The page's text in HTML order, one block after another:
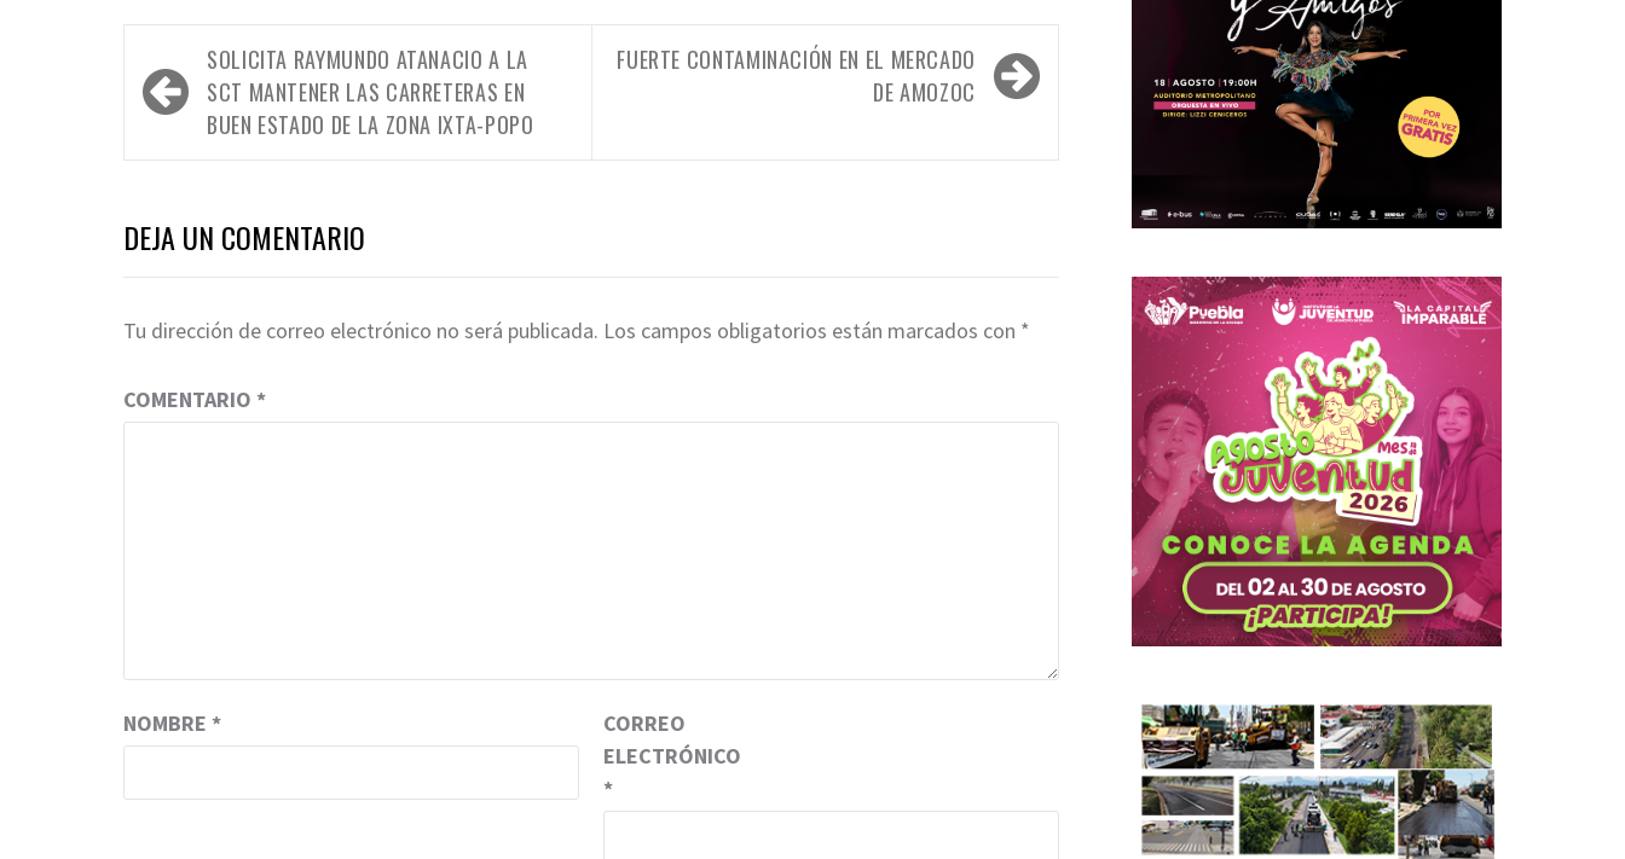
Navegación
de
entradas
SOLICITA RAYMUNDO ATANACIO A LA
SCT MANTENER LAS CARRETERAS EN
BUEN ESTADO DE LA ZONA IXTA-POPO
FUERTE CONTAMINACIÓN EN EL MERCADO
DE AMOZOC
DEJA UN COMENTARIO
Tu dirección de correo electrónico no será publicada. Los campos obligatorios están marcados con *
COMENTARIO *
NOMBRE *
CORREO
ELECTRÓNICO
*